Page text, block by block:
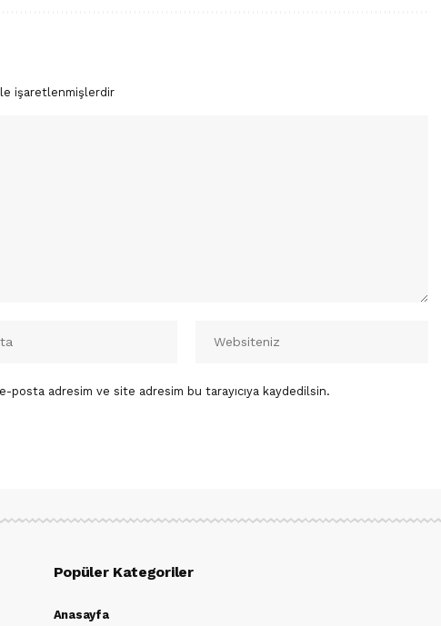
işaretlenmişlerdir
posta adresim ve site adresim bu tarayıcıya kaydedilsin.
Popüler Kategoriler
Anasayfa